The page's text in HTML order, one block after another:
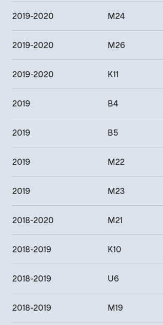
2019-2020 M24
2019-2020 M26
2019-2020 K11
2019 B4
2019 B5
2019 M22
2019 M23
2018-2020 M21
2018-2019 K10
2018-2019 U6
2018-2019 M19